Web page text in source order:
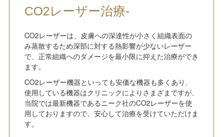
CO2レーザー治療-
CO2レーザーは、皮膚への深達性が小さく組織表面の
み蒸散するため深部に対する熱影響が少ないレーザー
で、正常組織へのダメージを最小限に抑えた治療ができ
ます。
CO2レーザー機器といっても安価な機器も多くあり、
使用している機器はクリニックによりさまざまですが、
当院では最新機器であるニーク社のCO2レーザーを使
用しておりますので、安心して治療を受けていただけま
す。